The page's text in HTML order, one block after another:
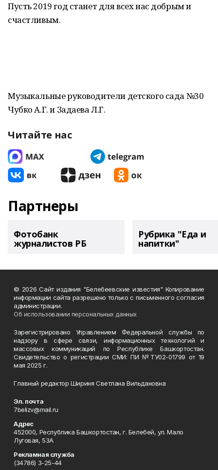
Пусть 2019 год станет для всех нас добрым и
счастливым.
Музыкальные руководители детского сада №30
Чубко А.Г. и Задаева Л.Г.
Читайте нас
Партнеры
Фотобанк
журналистов РБ
Рубрика "Еда и
напитки"
© 2026 Сайт издания "Белебеевские известия" Копирование
информации сайта разрешено только с письменного согласия
администрации.
Об использовании персональных данных
Зарегистрировано Управлением Федеральной службы по
надзору в сфере связи, информационных технологий и
массовых коммуникаций по Республике Башкортостан.
Свидетельство о регистрации СМИ: ПИ №ТУ02-01799 от 19
мая 2025 г.
Главный редактор Шириня Светлана Вильдановна
Эл. почта
7belizv@mail.ru
Адрес
452000, Республика Башкортостан, г. Белебей, ул. Мало
Луговая, 53А
Рекламная служба
(34786) 3-25-44